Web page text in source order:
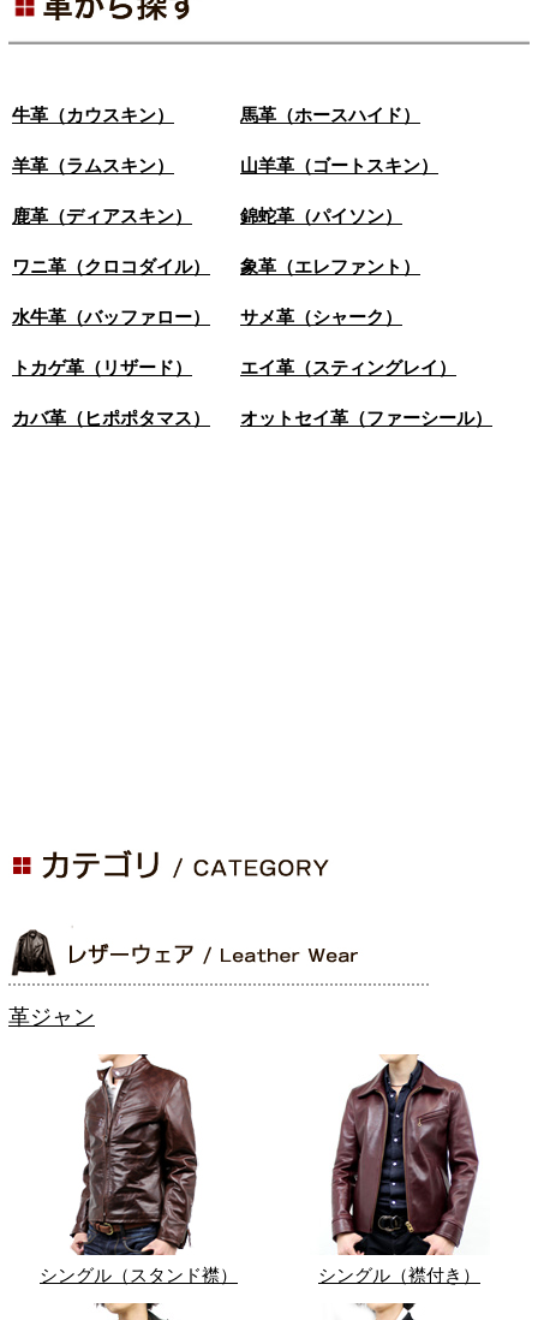
革ジャン
シングル（スタンド襟） シングル（襟付き）